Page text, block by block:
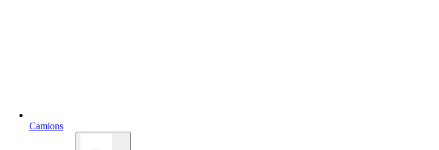
Camions